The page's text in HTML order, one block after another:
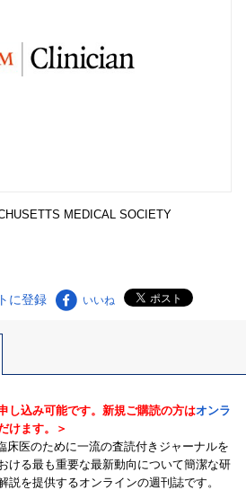
MEDICAL SOCIETY
に登録 いいね
し込み可能です。新規ご購読の方はオンラ
けます。＞
床医のために一流の査読付きジャーナルを
ける最も重要な最新動向について簡潔な研
説を提供するオンラインの週刊誌です。